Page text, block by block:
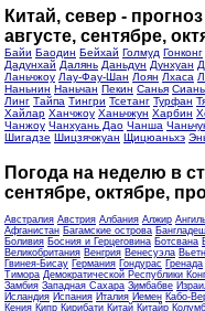
Китай, север -
августе, сентябре,
Байи Баодин Бейхай Голмуд Гонконг
Дадунхай Далянь Даньдун Дунхуан
Ланьчжоу Лау-Фау-Шан Лоян Лхаса
Наньнин Наньчан Пекин Санья Сиань
Линг Тайпа Тингри Тсетанг Турфан
Хайлар Ханчжоу Ханьчжун Харбин
Чанжоу Чанхуань Дао Чанша
Шигадзе Шицзячжуан Щицюаньхэ
Погода на неделю в
сентябре, октябре,
Австралия Австрия Албания Алжир
Афганистан Багамские острова Бангладеш
Боливия Босния и Герцеговина Ботсвана
Великобритания Венгрия Венесуэла
Гвинея-Бисау Германия Гондурас Гренада
Тимора Демократической Республики
Замбия Западная Сахара Зимбабве
Исландия Испания Италия Йемен Кабо-
Кения Кипр Кирибати Китай Китайр